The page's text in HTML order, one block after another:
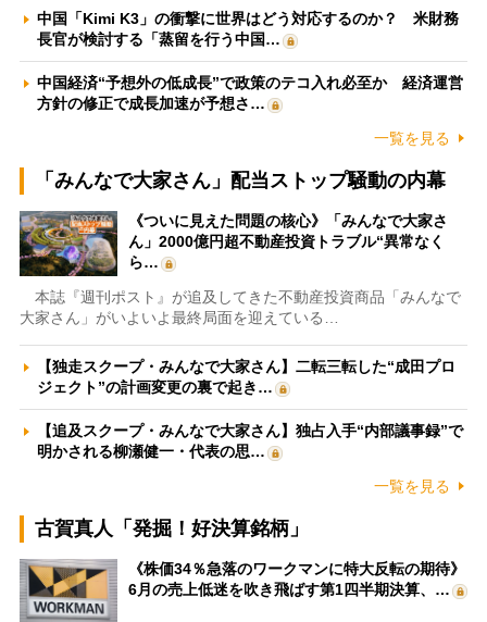
中国「Kimi K3」の衝撃に世界はどう対応するのか？ 米財務
長官が検討する「蒸留を行う中国…
中国経済“予想外の低成長”で政策のテコ入れ必至か 経済運営
方針の修正で成長加速が予想さ…
一覧を見る
「みんなで大家さん」配当ストップ騒動の内幕
《ついに見えた問題の核心》「みんなで大家さ
ん」2000億円超不動産投資トラブル“異常なく
ら…
本誌『週刊ポスト』が追及してきた不動産投資商品「みんなで
大家さん」がいよいよ最終局面を迎えている…
【独走スクープ・みんなで大家さん】二転三転した“成田プロ
ジェクト”の計画変更の裏で起き…
【追及スクープ・みんなで大家さん】独占入手“内部議事録”で
明かされる柳瀬健一・代表の思…
一覧を見る
古賀真人「発掘！好決算銘柄」
《株価34％急落のワークマンに特大反転の期待》
6月の売上低迷を吹き飛ばす第1四半期決算、…